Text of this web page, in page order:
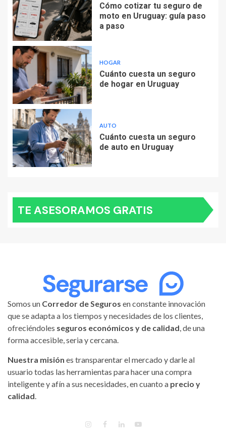
Cómo cotizar tu seguro de
moto en Uruguay: guía paso
a paso
HOGAR
Cuánto cuesta un seguro
de hogar en Uruguay
AUTO
Cuánto cuesta un seguro
de auto en Uruguay
TE ASESORAMOS GRATIS
Somos un Corredor de Seguros en constante innovación
que se adapta a los tiempos y necesidades de los clientes,
ofreciéndoles seguros económicos y de calidad, de una
forma accesible, seria y cercana.
Nuestra misión es transparentar el mercado y darle al
usuario todas las herramientas para hacer una compra
inteligente y afín a sus necesidades, en cuanto a precio y
calidad.
INSTAGRAM
FACEBOOK
LINKEDIN
YOUTUBE